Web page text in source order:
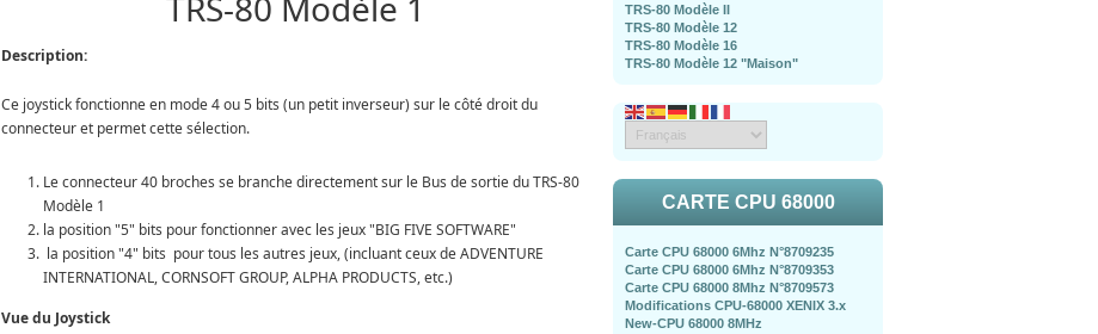
Description:
Ce joystick fonctionne en mode 4 ou 5 bits (un petit inverseur) sur le côté droit du
connecteur et permet cette sélection.
Le connecteur 40 broches se branche directement sur le Bus de sortie du TRS-80
Modèle 1
la position "5" bits pour fonctionner avec les jeux "BIG FIVE SOFTWARE"
la position "4" bits pour tous les autres jeux, (incluant ceux de ADVENTURE
INTERNATIONAL, CORNSOFT GROUP, ALPHA PRODUCTS, etc.)
Vue du Joystick
TRS-80 Modèle II
TRS-80 Modèle 12
TRS-80 Modèle 16
TRS-80 Modèle 12 "Maison"
CARTE CPU 68000
Carte CPU 68000 6Mhz N°8709235
Carte CPU 68000 6Mhz N°8709353
Carte CPU 68000 8Mhz N°8709573
Modifications CPU-68000 XENIX 3.x
New-CPU 68000 8MHz